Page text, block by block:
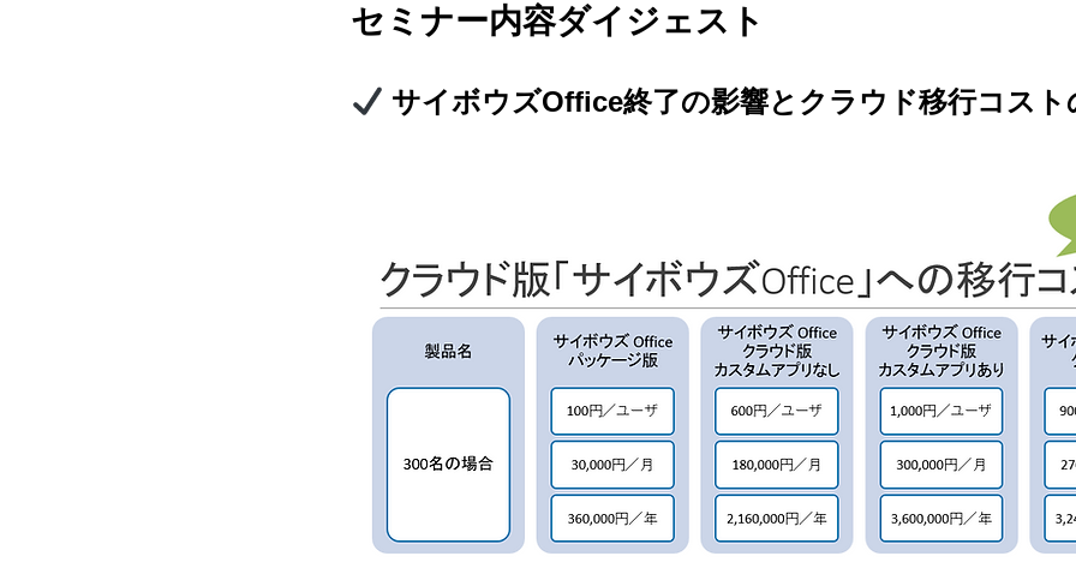
セミナー内容ダイジェスト
サイボウズOffice終了の影響とクラウド移行コスト